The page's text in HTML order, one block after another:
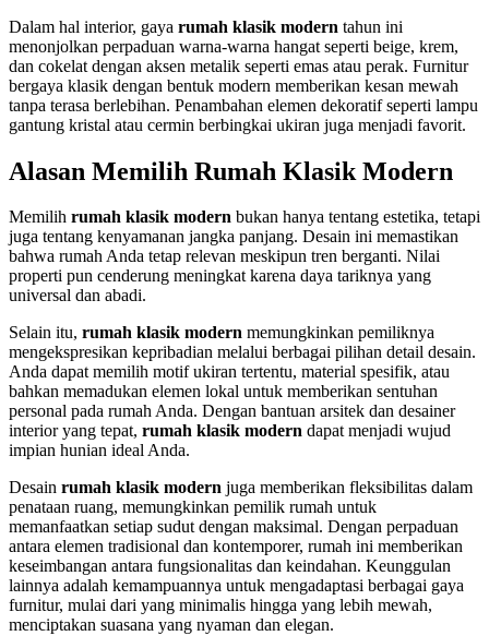
Dalam hal interior, gaya rumah klasik modern tahun ini
menonjolkan perpaduan warna-warna hangat seperti beige, krem,
dan cokelat dengan aksen metalik seperti emas atau perak. Furnitur
bergaya klasik dengan bentuk modern memberikan kesan mewah
tanpa terasa berlebihan. Penambahan elemen dekoratif seperti lampu
gantung kristal atau cermin berbingkai ukiran juga menjadi favorit.
Alasan Memilih Rumah Klasik Modern
Memilih rumah klasik modern bukan hanya tentang estetika, tetapi
juga tentang kenyamanan jangka panjang. Desain ini memastikan
bahwa rumah Anda tetap relevan meskipun tren berganti. Nilai
properti pun cenderung meningkat karena daya tariknya yang
universal dan abadi.
Selain itu, rumah klasik modern memungkinkan pemiliknya
mengekspresikan kepribadian melalui berbagai pilihan detail desain.
Anda dapat memilih motif ukiran tertentu, material spesifik, atau
bahkan memadukan elemen lokal untuk memberikan sentuhan
personal pada rumah Anda. Dengan bantuan arsitek dan desainer
interior yang tepat, rumah klasik modern dapat menjadi wujud
impian hunian ideal Anda.
Desain rumah klasik modern juga memberikan fleksibilitas dalam
penataan ruang, memungkinkan pemilik rumah untuk
memanfaatkan setiap sudut dengan maksimal. Dengan perpaduan
antara elemen tradisional dan kontemporer, rumah ini memberikan
keseimbangan antara fungsionalitas dan keindahan. Keunggulan
lainnya adalah kemampuannya untuk mengadaptasi berbagai gaya
furnitur, mulai dari yang minimalis hingga yang lebih mewah,
menciptakan suasana yang nyaman dan elegan.